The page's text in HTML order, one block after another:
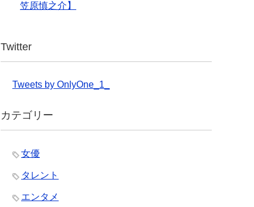
笠原慎之介】
Twitter
Tweets by OnlyOne_1_
カテゴリー
女優
タレント
エンタメ